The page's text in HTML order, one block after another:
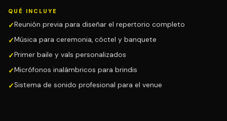
QUÉ INCLUYE
Reunión previa para diseñar el repertorio completo
Música para ceremonia, cóctel y banquete
Primer baile y vals personalizados
Micrófonos inalámbricos para brindis
Sistema de sonido profesional para el venue